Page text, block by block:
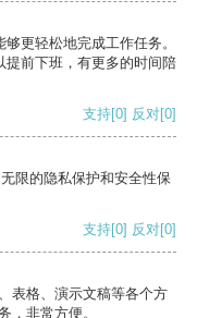
更轻松地完成工作任务。
提前下班，有更多的时间陪
支持[0] 反对[0]
限的隐私保护和安全性保
支持[0] 反对[0]
表格、演示文稿等各个方
，非常方便。